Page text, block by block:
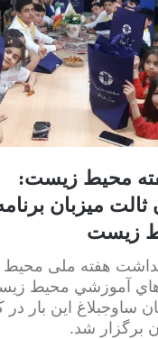
محیط زیست:
ثالت میزبان
زیست
هفته ملی
آموزشي محیط زیست
این بار در
برگزار شد.